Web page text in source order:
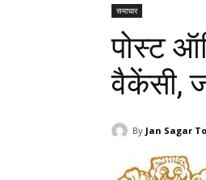
समाचार
पोस्ट
वैकेंसी,
By Jan Sagar